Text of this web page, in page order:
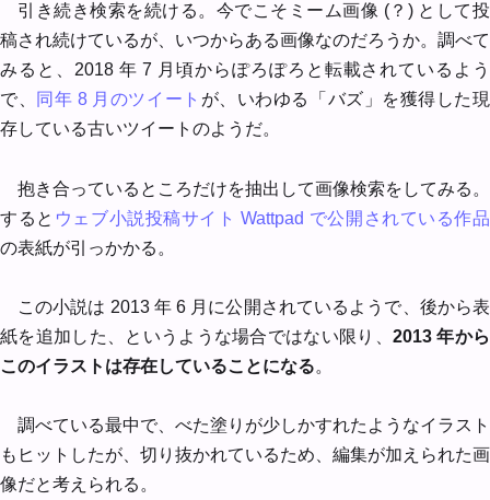
引き続き検索を続ける。今でこそミーム画像 (？) として投
稿され続けているが、いつからある画像なのだろうか。調べて
みると、2018 年 7 月頃からぽろぽろと転載されているよう
で、
同年 8 月のツイート が、いわゆる「バズ」を獲得した現
存している古いツイートのようだ。
抱き合っているところだけを抽出して画像検索をしてみる。
すると ウェブ小説投稿サイト Wattpad で公開されている作品
の表紙が引っかかる。
この小説は 2013 年 6 月に公開されているようで、後から表
紙を追加した、というような場合ではない限り、2013 年から
このイラストは存在していることになる。
調べている最中で、べた塗りが少しかすれたようなイラスト
もヒットしたが、切り抜かれているため、編集が加えられた画
像だと考えられる。